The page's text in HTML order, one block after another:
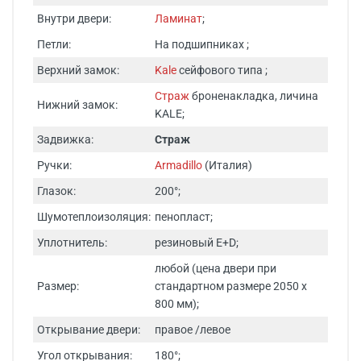
Внутри двери: Ламинат;
Петли:
На подшипниках ;
Верхний замок:
Kaleсейфового типа ;
Нижний замок:
Страж броненакладка, личина
KALE;
Задвижка:
Страж
Ручки:
Armadillo (Италия)
Глазок:
200°;
Шумотеплоизоляция: пенопласт;
Уплотнитель:
резиновый E+D;
Размер:
любой (цена двери при
стандартном размере 2050 х
800 мм);
Открывание двери:
правое /левое
Угол открывания:
180°;